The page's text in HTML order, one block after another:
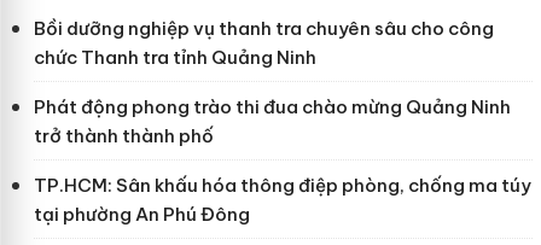
Bồi dưỡng nghiệp vụ thanh tra chuyên sâu cho công
chức Thanh tra tỉnh Quảng Ninh
Phát động phong trào thi đua chào mừng Quảng Ninh
trở thành thành phố
TP.HCM: Sân khấu hóa thông điệp phòng, chống ma túy
tại phường An Phú Đông